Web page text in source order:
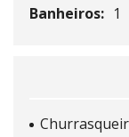
Banheiros: 1